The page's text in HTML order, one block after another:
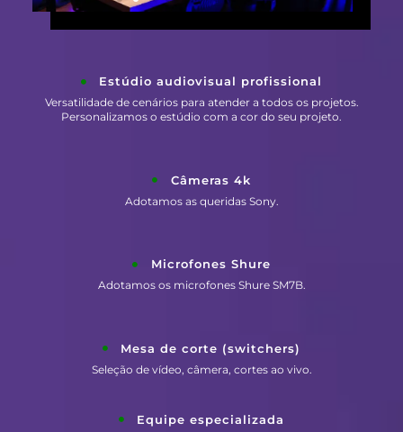
Estúdio audiovisual profissional
Versatilidade de cenários para atender a todos os projetos.
Personalizamos o estúdio com a cor do seu projeto.
Câmeras 4k
Adotamos as queridas Sony.
Microfones Shure
Adotamos os microfones Shure SM7B.
Mesa de corte (switchers)
Seleção de vídeo, câmera, cortes ao vivo.
Equipe especializada